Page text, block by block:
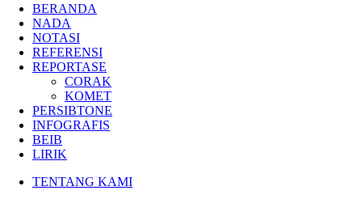
BERANDA
NADA
NOTASI
REFERENSI
REPORTASE
CORAK
KOMET
PERSIBTONE
INFOGRAFIS
BEIB
LIRIK
TENTANG KAMI